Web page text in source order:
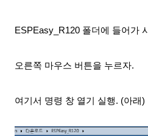
ESPEasy_R120 폴더에 들어 가 시
오른쪽 마우스 버튼을 누르자.
여기서 명령 창 열기 실행. (아래)